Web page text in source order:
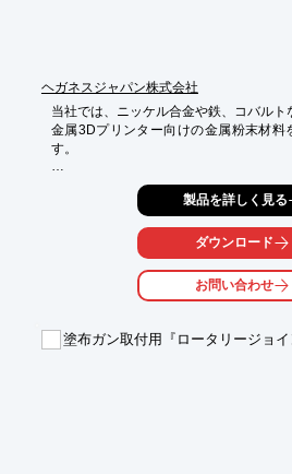
ヘガネスジャパン株式会社
当社では、ニッケル合金や鉄、コバルト
金属3Dプリンター向けの金属粉末材料
す。
サプライヤーとして豊富な実績を持ち
流動性が高く、サテライトの少ない高
航空宇宙分野、エネルギー分野のほか
置の部品、金型の製造など
します。
製品を詳しく見る
ダウンロード
お問い合わせ
塗布ガン取付用『ロータリージョイ